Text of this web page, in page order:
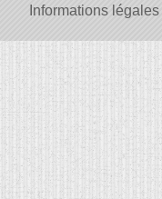
Informations légales